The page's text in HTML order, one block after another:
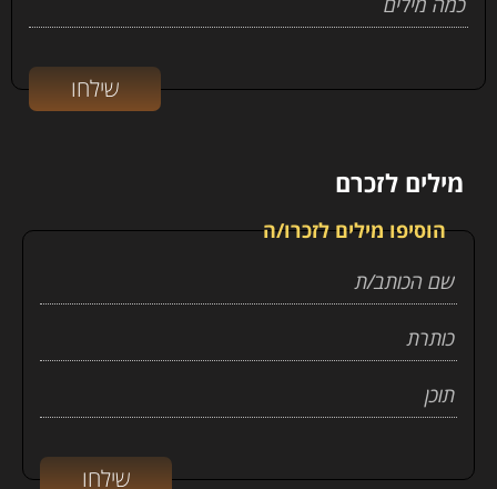
מילים לזכרם
הוסיפו מילים לזכרו/ה